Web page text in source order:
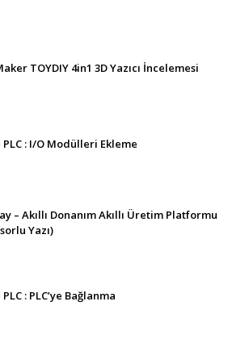
TOYDIY 4in1 3D Yazıcı İncelemesi
PLC : I/O Modülleri Ekleme
– Akıllı Donanım Akıllı Üretim Platformu
Yazı)
: PLC’ye Bağlanma